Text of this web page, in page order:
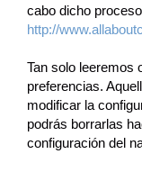
cabo dicho
http://
Tan solo leeremos
preferencias.
modificar la
podrás borrarlas
configuración del